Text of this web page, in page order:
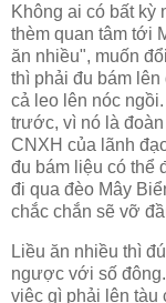
Không ai có bất kỳ
thèm quan tâm tới
ăn nhiều", muốn
thì phải đu bám
cả leo lên nóc
trước, vì nó là
CNXH của lãnh
đu bám liệu có thể
đi qua đèo Mây
chắc chắn sẽ vỡ
Liều ăn nhiều thì
ngược với số
việc gì phải lên tàu